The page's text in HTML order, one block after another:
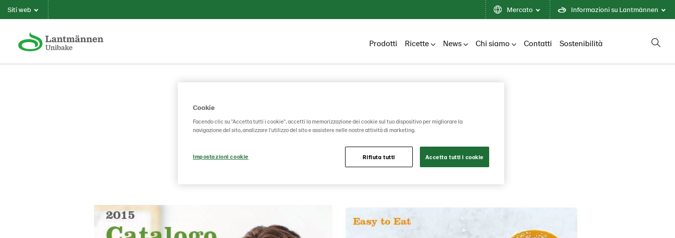
Siti web Mercato Informazioni su Lantmännen
Prodotti Ricette News Chi siamo Contatti Sostenibilità
Catalogo
Cookie
Facendo clic su "Accetta tutti i cookie", accetti la memorizzazione dei cookie sul tuo dispositivo per migliorare la
navigazione del sito, analizzare l'utilizzo del sito e assistere nelle nostre attività di marketing.
Impostazioni cookie Rifiuta tutti Accetta tutti i cookie